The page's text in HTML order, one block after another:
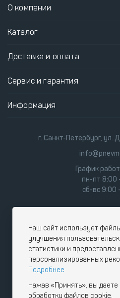
О компании
Каталог
Доставка и оплата
Сервис и гарантия
Информация
г. Санкт-Петербург, ул.
График
пн-пт 8:00
сб-вс 9:00
Наш сайт использует
улучшения
статистики и
персонализированных
Подробнее
Нажав «Принять», вы даете
обработку файлов cookie.